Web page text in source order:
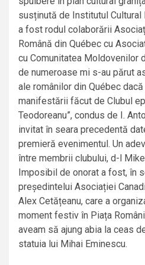
susținută de Institutul Cultural
a fost rodul colaborării
Română din Québec cu
cu Comunitatea Moldovenilor
de numeroase mi s-au părut
ale românilor din Québec
manifestării făcut de Clubul
Teodoreanu”, condus de I.
invitat în seara precedentă
premieră evenimentul. Un
între membrii clubului, d-l
Imposibil de onorat a fost, în
președintelui Asociației
Alex Cetățeanu, care a
moment festiv în Piața
aveam să ajung abia la ceas
statuia lui Mihai Eminescu.